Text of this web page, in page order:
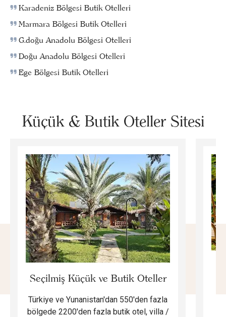
Karadeniz Bölgesi Butik Otelleri
Marmara Bölgesi Butik Otelleri
G.doğu Anadolu Bölgesi Otelleri
Doğu Anadolu Bölgesi Otelleri
Ege Bölgesi Butik Otelleri
Küçük & Butik Oteller Sitesi
Seçilmiş Küçük ve Butik Oteller
Türkiye ve Yunanistan'dan 550'den fazla
bölgede 2200'den fazla butik otel, villa /